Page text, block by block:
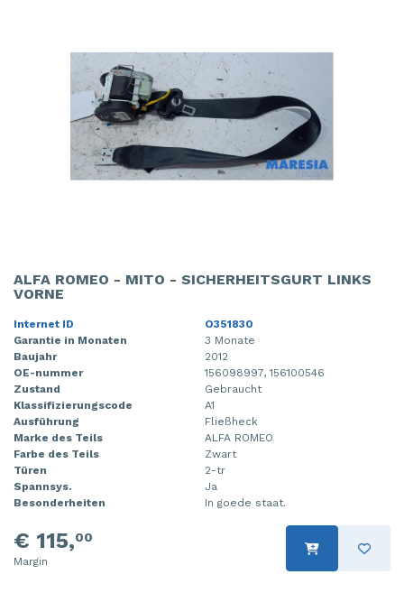
ALFA ROMEO - MITO - SICHERHEITSGURT LINKS
VORNE
Internet ID
O351830
Garantie in Monaten
3 Monate
Baujahr
2012
OE-nummer
156098997, 156100546
Zustand
Gebraucht
Klassifizierungscode
A1
Ausführung
Fließheck
Marke des Teils
ALFA ROMEO
Farbe des Teils
Zwart
Türen
2-tr
Spannsys.
Ja
Besonderheiten
In goede staat.
€ 115,00
Margin